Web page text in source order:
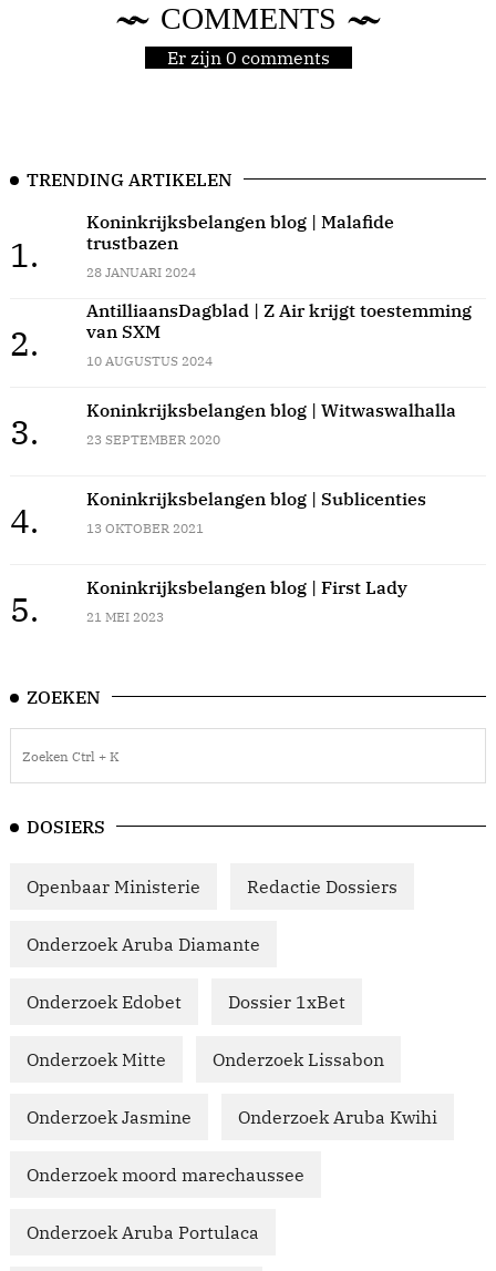
COMMENTS
Er zijn 0 comments
TRENDING ARTIKELEN
1.
Koninkrijksbelangen blog | Malafide
trustbazen
28 JANUARI 2024
2.
AntilliaansDagblad | Z Air krijgt toestemming
van SXM
10 AUGUSTUS 2024
3.
Koninkrijksbelangen blog | Witwaswalhalla
23 SEPTEMBER 2020
4.
Koninkrijksbelangen blog | Sublicenties
13 OKTOBER 2021
5.
Koninkrijksbelangen blog | First Lady
21 MEI 2023
ZOEKEN
DOSIERS
Openbaar Ministerie Redactie Dossiers
Onderzoek Aruba Diamante
Onderzoek Edobet Dossier 1xBet
Onderzoek Mitte Onderzoek Lissabon
Onderzoek Jasmine Onderzoek Aruba Kwihi
Onderzoek moord marechaussee
Onderzoek Aruba Portulaca